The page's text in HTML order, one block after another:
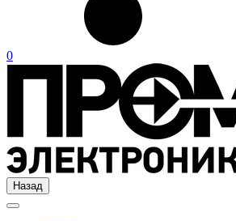
0
Назад